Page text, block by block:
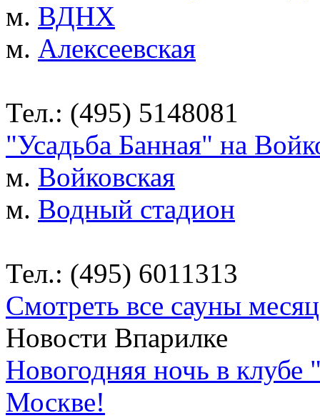
м. ВДНХ
м. Алексеевская
Тел.: (495) 5148081
"Усадьба Банная" на
м. Войковская
м. Водный стадион
Тел.: (495) 6011313
Смотреть все сауны
Новости Впарилке
Новогодняя ночь в
Москве!